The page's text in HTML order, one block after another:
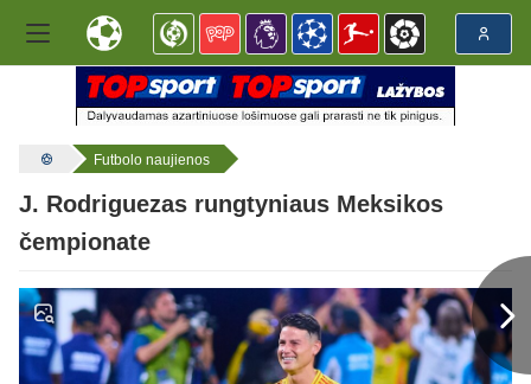
Futbolo naujienos
J. Rodriguezas rungtyniaus Meksikos
čempionate